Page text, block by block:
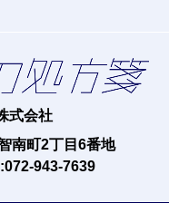
式会社
南町2丁目6番地
943-7639